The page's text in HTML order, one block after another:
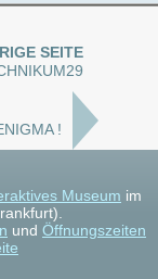
SEITE
!
Museum im
und Öffnungszeiten